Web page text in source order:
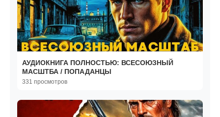
АУДИОКНИГА ПОЛНОСТЬЮ: ВСЕСОЮЗНЫЙ
МАСШТБА / ПОПАДАНЦЫ
331 просмотров